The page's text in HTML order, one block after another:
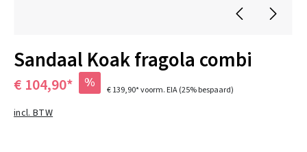
Sandaal Koak fragola combi
€ 104,90* % € 139,90*voorm. EIA(25% bespaard)
incl. BTW